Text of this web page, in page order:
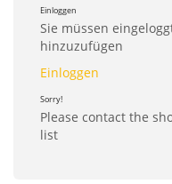
Einloggen
Sie müssen
hinzuzufügen
Einloggen
Sorry!
Please contact the
list